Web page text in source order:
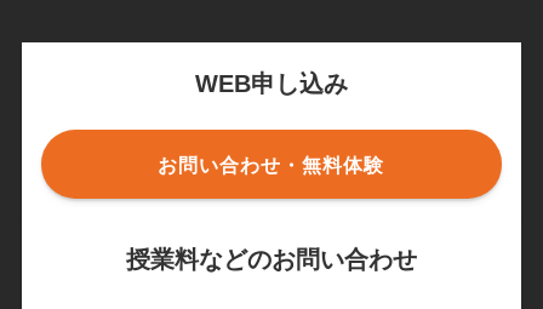
WEB申し込み
お問い合わせ・無料体験
授業料などのお問い合わせ